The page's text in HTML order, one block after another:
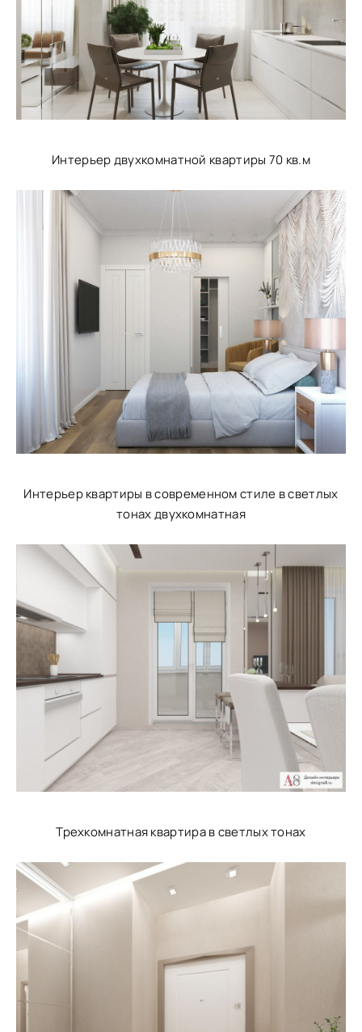
Интерьер двухкомнатной квартиры 70 кв.м
Интерьер квартиры в современном стиле в светлых
тонах двухкомнатная
Трехкомнатная квартира в светлых тонах